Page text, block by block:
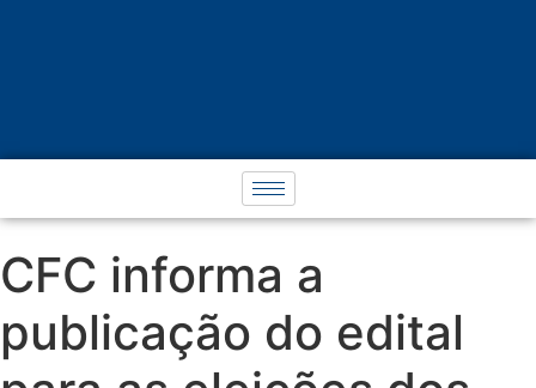
CFC informa a
publicação do edital